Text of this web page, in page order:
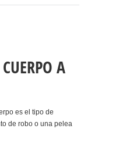
A
es el tipo de
de robo o una pelea